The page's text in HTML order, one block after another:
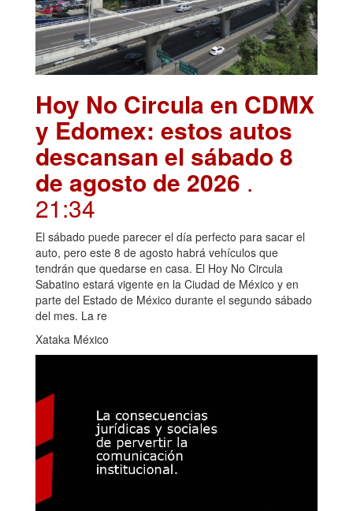
Hoy No Circula en CDMX
y Edomex: estos autos
descansan el sábado 8
de agosto de 2026 .
21:34
El sábado puede parecer el día perfecto para sacar el
auto, pero este 8 de agosto habrá vehículos que
tendrán que quedarse en casa. El Hoy No Circula
Sabatino estará vigente en la Ciudad de México y en
parte del Estado de México durante el segundo sábado
del mes. La re
Xataka México